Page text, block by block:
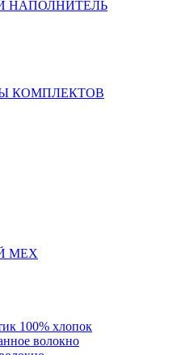
НАПОЛНИТЕЛЬ
КОМПЛЕКТОВ
МЕХ
100% хлопок
волокно